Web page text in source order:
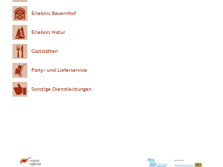
Erlebnis Bauernhof
Erlebnis Natur
Gaststätten
Party- und Lieferservice
Sonstige Dienstleistungen